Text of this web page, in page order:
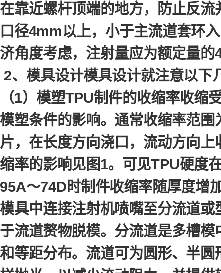
在靠近螺杆顶端的地方，防止反
口径4mm以上，小于主流道套环
济角度考虑，注射量应为额定量
2、模具设计模具设计就注意以下
（1）模塑TPU制件的收缩率收
模塑条件的影响。通常收缩率范
片，在长度方向浇口，流动方向
缩率的影响见图1。可见TPU硬度
95A～74D时制件收缩率随
模具中连接注射机喷嘴至分流道
于流道赘物脱模。分流道是多槽
和等距分布。流道可为圆形、半